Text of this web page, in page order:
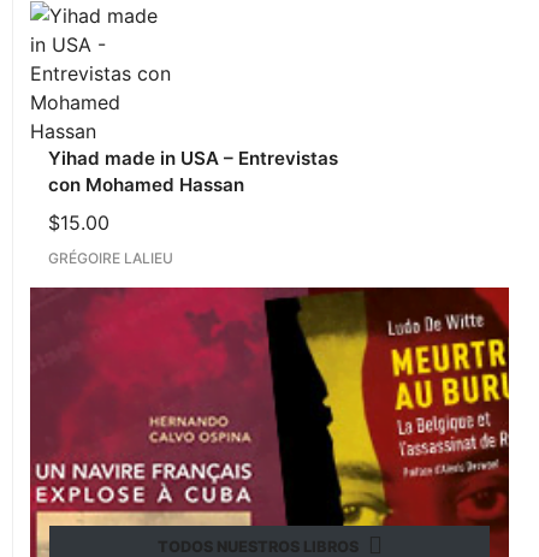
Yihad made in USA – Entrevistas
con Mohamed Hassan
$15.00
GRÉGOIRE LALIEU
TODOS NUESTROS LIBROS